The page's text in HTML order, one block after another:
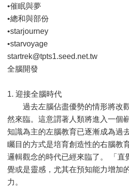
•催眠與夢
•總和與部份
•starjourney
•starvoyage
startrek@tpts1.seed.net.tw
全腦開發
1. 迎接全腦時代
過去左腦佔盡優勢的情形將改
然來臨。這意謂著人類將進入一個
知識為主的左腦教育已逐漸成為過
矚目的方式是培育創造性的右腦
邏輯觀念的時代已經來臨了。 「直
覺或是靈感，尤其在預知能力增加
力。